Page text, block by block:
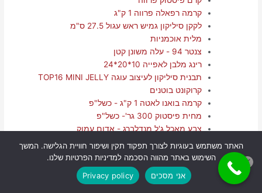
קרמה רפאלה פרווה 1 ק"ג
לקקן סיליקון גמיש ראש עגול 27.5 ס"מ
מלית אוכמניות
צנטר 94 - עלה משונן קטן
רינג מלבן לאפייה 10*20*24
תבנית סיליקון לעיצוב עוגה TOP16 MINI JELLY
קרוקונט בוטנים
קרמה בואנו לאטה 1 ק"ג - כשל"פ
מחית פיסטוק 300 גר'- כשל"פ
צבע מאכל ג'ל מנדלברג - אדום עמוק
חותך בצק/ קלף מנירוסטה
שקד מולבן שלם 1 ק"ג
ממרח רוזמרי פרווה
קרם פיסטוק פרווה 1 ק"ג
האתר משתמש בעוגיות לצורך תפקוד תקין ושיפור חוויית הגלישה. המשך
השימוש באתר מהווה הסכמה למדיניות הפרטיות שלנו.
אני מסכים
Privacy policy